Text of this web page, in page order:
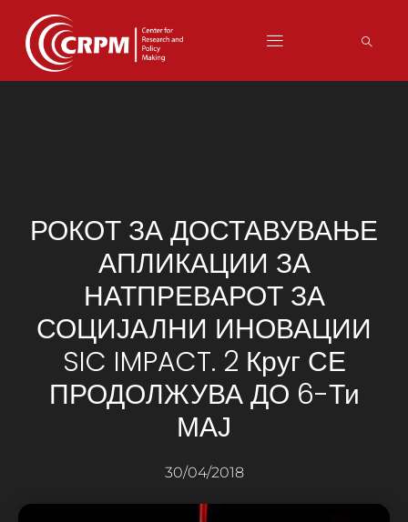
РОКОТ ЗА ДОСТАВУВАЊЕ
АПЛИКАЦИИ ЗА
НАТПРЕВАРОТ ЗА
СОЦИЈАЛНИ ИНОВАЦИИ
SIC IMPACT. 2 Круг СЕ
ПРОДОЛЖУВА ДО 6-Ти
МАЈ
30/04/2018